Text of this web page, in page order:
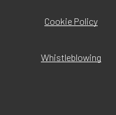
Cookie Policy
Whistleblowing